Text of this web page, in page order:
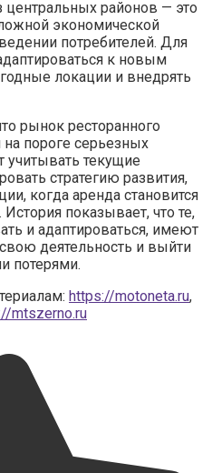
центральных районов — это
экономической
потребителей. Для
к новым
локации и внедрять
рынок ресторанного
на пороге серьезных
учитывать текущие
стратегию развития,
когда аренда становится
показывает, что те,
и адаптироваться, имеют
деятельность и выйти
потерями.
https://motoneta.ru,
mtszerno.ru